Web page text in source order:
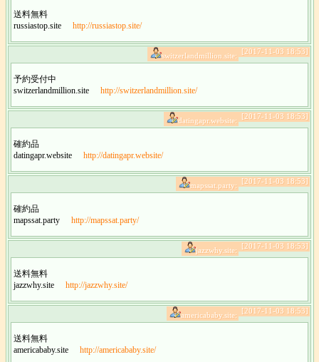
送料無料
russiastop.site
http://russiastop.site/
[2017-11-03 18:53]
switzerlandmillion.site:
予約受付中
switzerlandmillion.site
http://switzerlandmillion.site/
[2017-11-03 18:53]
datingapr.website:
確約品
datingapr.website
http://datingapr.website/
[2017-11-03 18:53]
mapssat.party:
確約品
mapssat.party
http://mapssat.party/
[2017-11-03 18:53]
jazzwhy.site:
送料無料
jazzwhy.site
http://jazzwhy.site/
[2017-11-03 18:53]
americababy.site:
送料無料
americababy.site
http://americababy.site/